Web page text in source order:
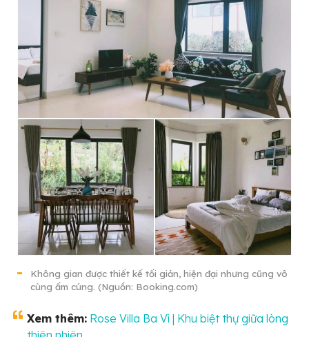
Không gian được thiết kế tối giản, hiện đại nhưng cũng vô
cùng ấm cúng. (Nguồn: Booking.com)
Xem thêm: Rose Villa Ba Vì | Khu biệt thự giữa lòng